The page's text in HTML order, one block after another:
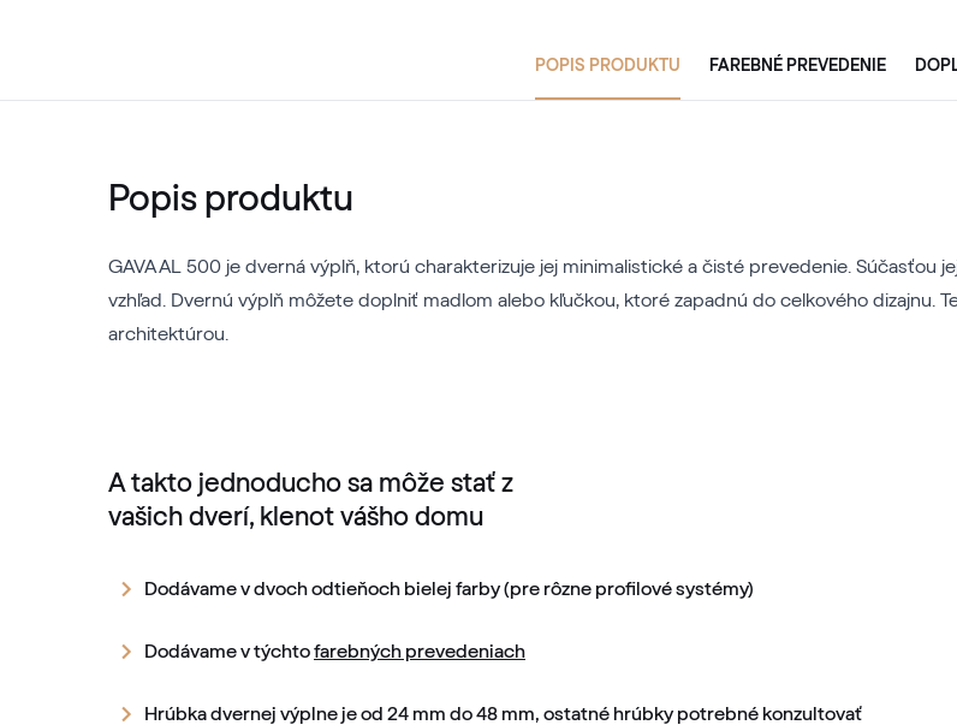
POPIS PRODUKTU FAREBNÉ PREVEDENIE
Popis produktu
GAVA AL 500 je dverná výplň, ktorú charakterizuje jej minimalistické a čisté prevedenie. Súčasťou
vzhľad. Dvernú výplň môžete doplniť madlom alebo kľučkou, ktoré zapadnú do celkového dizajnu.
architektúrou.
A takto jednoducho sa môže stať z
vašich dverí, klenot vášho domu
Dodávame v dvoch odtieňoch bielej farby (pre rôzne profilové systémy)
Dodávame v týchtofarebných prevedeniach
Hrúbka dvernej výplne je od 24 mm do 48 mm, ostatné hrúbky potrebné konzultovať